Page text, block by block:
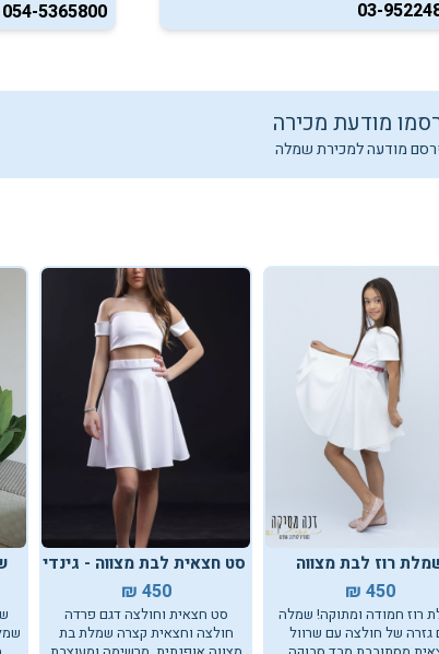
החדשה לאירועי בת מצווה / בר
03-
וייחודיות
054-5365800
מודעת מכירה
מודעה למכירת שמלה
רוז לבת מצווה
450 ₪
רוז חמודה ומתוקה! שמלה
גזרה של חולצה עם שרוול
סט חצאית לבת מצווה - גינדי
450 ₪
סט חצאית וחולצה דגם פרדה
חולצה וחצאית קצרה שמלת בת